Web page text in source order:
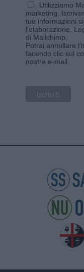
Utilizziamo
marketing.
tue informazioni
l'elaborazione.
di Mailchimp
Potrai annullare
facendo clic sul
nostre e-mail.